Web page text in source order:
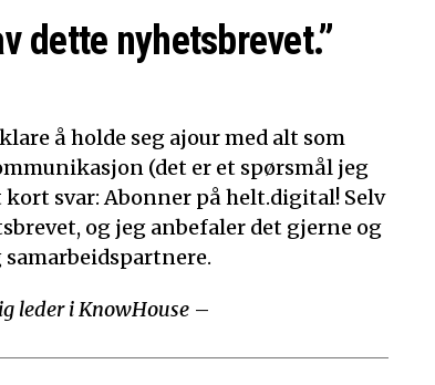
dette nyhetsbrevet.”
å holde seg ajour med alt som
(det er et spørsmål jeg
svar: Abonner på helt.digital! Selv
og jeg anbefaler det gjerne og
leder i KnowHouse–